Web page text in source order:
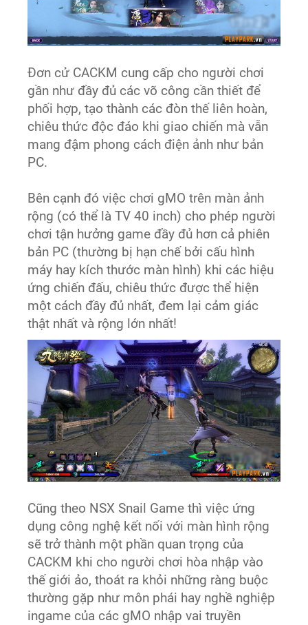
Đơn cử CACKM cung cấp cho người chơi
gần như đầy đủ các võ công cần thiết để
phối hợp, tạo thành các đòn thế liên hoàn,
chiêu thức độc đáo khi giao chiến mà vẫn
mang đậm phong cách điện ảnh như bản
PC.
Bên cạnh đó việc chơi gMO trên màn ảnh
rộng (có thể là TV 40 inch) cho phép người
chơi tận hưởng game đầy đủ hơn cả phiên
bản PC (thường bị hạn chế bởi cấu hình
máy hay kích thước màn hình) khi các hiệu
ứng chiến đấu, chiêu thức được thể hiện
một cách đầy đủ nhất, đem lại cảm giác
thật nhất và rộng lớn nhất!
Cũng theo NSX Snail Game thì việc ứng
dụng công nghệ kết nối với màn hình rộng
sẽ trở thành một phần quan trọng của
CACKM khi cho người chơi hòa nhập vào
thế giới ảo, thoát ra khỏi những ràng buộc
thường gặp như môn phái hay nghề nghiệp
ingame của các gMO nhập vai truyền